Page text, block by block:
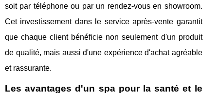
soit par téléphone ou par un rendez-vous en showroom.
Cet investissement dans le service après-vente garantit
que chaque client bénéficie non seulement d'un produit
de qualité, mais aussi d'une expérience d'achat agréable
et rassurante.
Les avantages d'un spa pour la santé et le